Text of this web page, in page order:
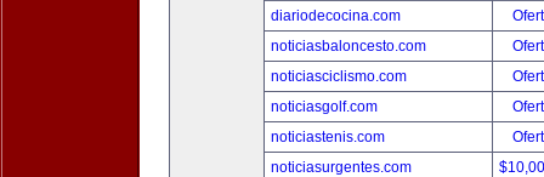
diariodecocina.com
noticiasbaloncesto.com
noticiasciclismo.com
noticiasgolf.com
noticiastenis.com
noticiasurgentes.com